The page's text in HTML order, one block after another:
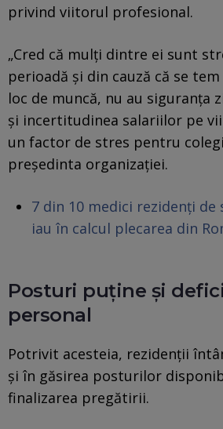
privind viitorul profesional.
„Cred că mulţi dintre ei sunt
perioadă şi din cauză că se
loc de muncă, nu au siguranţa
şi incertitudinea salariilor pe
un factor de stres pentru
președinta organizației.
7 din 10 medici rezidenți
iau în calcul plecarea din
Posturi puține și
personal
Potrivit acesteia, rezidenții
și în găsirea posturilor
finalizarea pregătirii.